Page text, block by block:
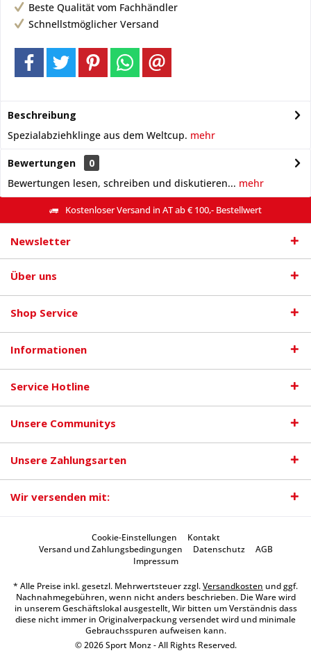
Beste Qualität vom Fachhändler
Schnellstmöglicher Versand
Beschreibung
Spezialabziehklinge aus dem Weltcup. mehr
Bewertungen
0
Bewertungen lesen, schreiben und diskutieren... mehr
Kostenloser Versand in AT ab € 100,- Bestellwert
Newsletter
Über uns
Shop Service
Informationen
Service Hotline
Unsere Communitys
Unsere Zahlungsarten
Wir versenden mit:
Cookie-Einstellungen
Kontakt
Versand und Zahlungsbedingungen
Datenschutz
AGB
Impressum
* Alle Preise inkl. gesetzl. Mehrwertsteuer zzgl.Versandkosten und ggf.
Nachnahmegebühren, wenn nicht anders beschrieben. Die Ware wird
in unserem Geschäftslokal ausgestellt, Wir bitten um Verständnis dass
diese nicht immer in Originalverpackung versendet wird und minimale
Gebrauchsspuren aufweisen kann.
© 2026 Sport Monz - All Rights Reserved.